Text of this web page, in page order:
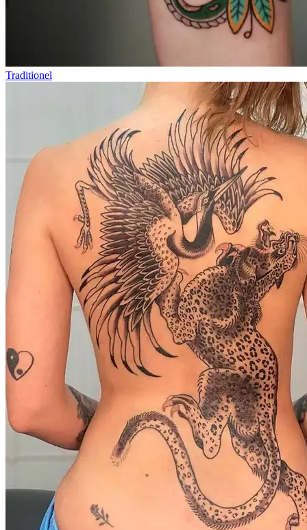
Traditionel